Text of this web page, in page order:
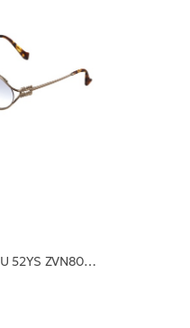
MIU MIU 0MU 52YS ZVN80O 54 очки с/з